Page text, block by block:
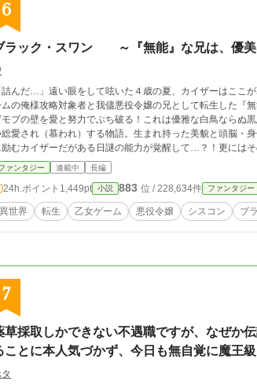
6
ラック・スワン ～『無能』な兄は、優
んだ…」遠い眼をして呟いた４歳の夏、カイザーはここ
の俺様攻略対象者と我儘悪役令嬢の兄として転生した『
ブの壁を愛と努力でぶち破る！これは優雅な白鳥ならぬ
愛され（慕われ）する物語。生まれ持った美貌と頭脳・
むカイザーだがある日謎の能力が覚醒して…？！更には
いにも拍車がかかり…。鉄壁の微笑みの裏で心の中の独
ァンタジー 連載中 長編
24h.ポイント 1,449pt 小説 883 位 / 228,634件 ファンタジー
異世界 転生 乙女ゲーム 悪役令嬢 シスコン ブ
7
草採取しかできない不遇職ですが、なぜか
ことに本人気づかず、今日も無自覚に魔王